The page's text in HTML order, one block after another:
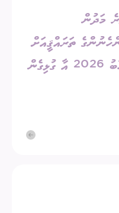
މަދުން
ތަރައްޤީއަށް
މަސައްކަތްކުރާ ކޮމިޓީގެ އިންތިޚާބު 2026 އާ ގުޅިގެން